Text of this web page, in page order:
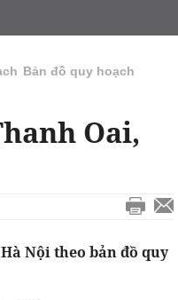
Bản đồ quy hoạch
Oai,
Nội theo bản đồ quy